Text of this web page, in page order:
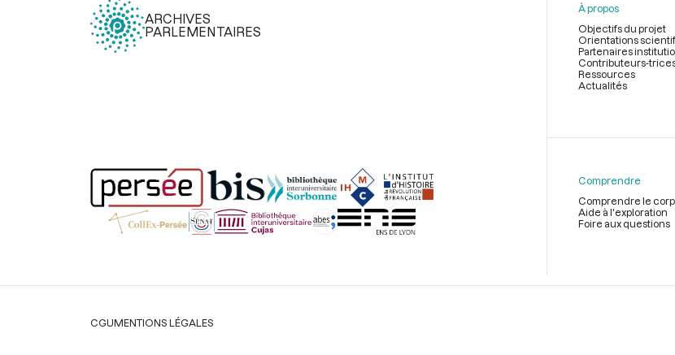
ARCHIVES
PARLEMENTAIRES
page
À propos
Objectifs du projet
Orientations
Partenaires
Contributeurs-
Ressources
Actualités
Comprendre
Comprendre le
Aide à l'exploration
Foire aux questions
Légal
CGUMENTIONS LÉGALES